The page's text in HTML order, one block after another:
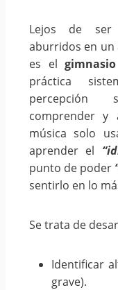
Lejos de
aburridos en un
es el
práctica
percepción
comprender y
música solo
aprender el
punto de poder
sentirlo en lo
Se trata de
Identificar
grave).